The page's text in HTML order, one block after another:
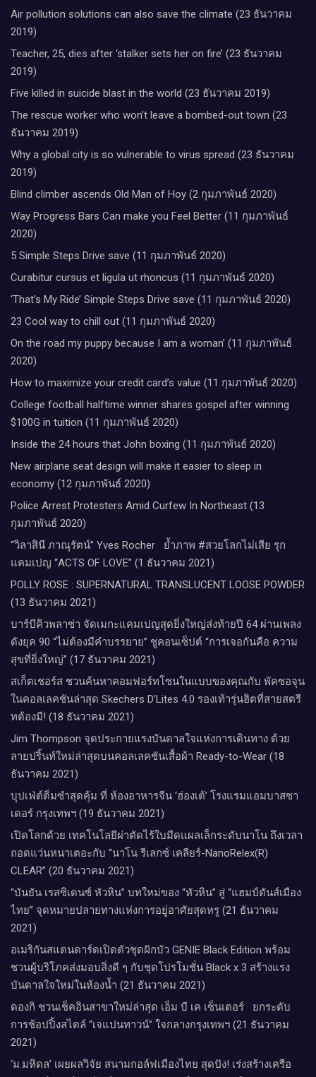
Air pollution solutions can also save the climate (23 ธันวาคม
2019)
Teacher, 25, dies after ‘stalker sets her on fire’ (23 ธันวาคม
2019)
Five killed in suicide blast in the world (23 ธันวาคม 2019)
The rescue worker who won’t leave a bombed-out town (23
ธันวาคม 2019)
Why a global city is so vulnerable to virus spread (23 ธันวาคม
2019)
Blind climber ascends Old Man of Hoy (2 กุมภาพันธ์ 2020)
Way Progress Bars Can make you Feel Better (11 กุมภาพันธ์
2020)
5 Simple Steps Drive save (11 กุมภาพันธ์ 2020)
Curabitur cursus et ligula ut rhoncus (11 กุมภาพันธ์ 2020)
‘That’s My Ride’ Simple Steps Drive save (11 กุมภาพันธ์ 2020)
23 Cool way to chill out (11 กุมภาพันธ์ 2020)
On the road my puppy because I am a woman’ (11 กุมภาพันธ์
2020)
How to maximize your credit card’s value (11 กุมภาพันธ์ 2020)
College football halftime winner shares gospel after winning
$100G in tuition (11 กุมภาพันธ์ 2020)
Inside the 24 hours that John boxing (11 กุมภาพันธ์ 2020)
New airplane seat design will make it easier to sleep in
economy (12 กุมภาพันธ์ 2020)
Police Arrest Protesters Amid Curfew In Northeast (13
กุมภาพันธ์ 2020)
“วิลาสินี ภาณุรัตน์” Yves Rocher​ ย้ำภาพ #สวยโลกไม่เสีย รุก
แคมเปญ “ACTS OF LOVE” (1 ธันวาคม 2021)
POLLY ROSE : SUPERNATURAL TRANSLUCENT LOOSE POWDER
(13 ธันวาคม 2021)
บาร์บีคิวพลาซ่า จัดเมกะแคมเปญสุดยิ่งใหญ่ส่งท้ายปี 64 ผ่านเพลง
ดังยุค 90 “ไม่ต้องมีคำบรรยาย” ชูคอนเซ็ปต์ “การเจอกันคือ ความ
สุขที่ยิ่งใหญ่” (17 ธันวาคม 2021)
สเก็ตเชอร์ส ชวนค้นหาคอมฟอร์ทโซนในแบบของคุณกับ พัคซอจุน
ในคอลเลคชันล่าสุด Skechers D’Lites 4.0 รองเท้ารุ่นฮิตที่สายสตรี
ทต้องมี! (18 ธันวาคม 2021)
Jim Thompson จุดประกายแรงบันดาลใจแห่งการเดินทาง ด้วย
ลายปริ้นท์ใหม่ล่าสุดบนคอลเลคชันเสื้อผ้า Ready-to-Wear (18
ธันวาคม 2021)
บุปเฟ่ต์ติ่มซำสุดคุ้ม ที่ ห้อง​อาหารจีน​ ‘ฮ่องเต้’ โรงแรม​แอม​บาส​ซา​
เดอร์​ กรุงเทพฯ​ (19 ธันวาคม 2021)
เปิดโลกด้วย เทคโนโลยีผ่าตัดไร้ใบมีดแผลเล็กระดับนาโน ถึงเวลา
ถอดแว่นหนาเตอะกับ “นาโน รีเลกซ์ เคลียร์-NanoRelex(R)
CLEAR” (20 ธันวาคม 2021)
“บันยัน เรสซิเดนซ์ หัวหิน” บทใหม่ของ “หัวหิน” สู่ “แฮมป์ตันส์เมือง
ไทย” จุดหมายปลายทางแห่งการอยู่อาศัยสุดหรู (21 ธันวาคม
2021)
อเมริกันสแตนดาร์ดเปิดตัวชุดฝักบัว GENIE Black Edition พร้อม
ชวนผู้บริโภคส่งมอบสิ่งดี ๆ กับชุดโปรโมชั่น Black x 3 สร้างแรง
บันดาลใจใหม่ในห้องน้ำ (21 ธันวาคม 2021)
ดองกิ ชวนเช็คอินสาขาใหม่ล่าสุด เอ็ม บี เค เซ็นเตอร์ ยกระดับ
การช้อปปิ้งสไตล์ “เจแปนทาวน์” ใจกลางกรุงเทพฯ (21 ธันวาคม
2021)
‘ม.มหิดล’ เผยผลวิจัย สนามกอล์ฟเมืองไทย สุดปัง! เร่งสร้างเครือ